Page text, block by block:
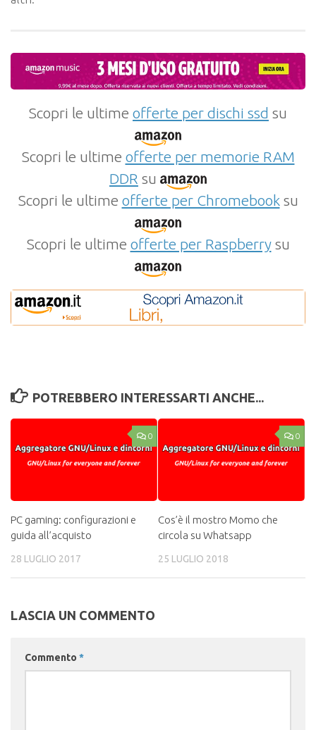
Scopri le ultime offerte per dischi ssd su
Scopri le ultime offerte per memorie RAM
DDR su
Scopri le ultime offerte per Chromebooksu
Scopri le ultime offerte per Raspberrysu
POTREBBERO INTERESSARTI ANCHE...
0
PC gaming: configurazioni e
guida all’acquisto
28 LUGLIO 2017
0
Cos’è il mostro Momo che
circola su Whatsapp
25 LUGLIO 2018
LASCIA UN COMMENTO
Commento *